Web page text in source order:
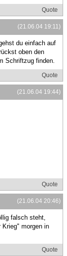
Quote
(21.06.04 19:11)
du einfach auf
oben den
Schriftzug finden.
Quote
(21.06.04 19:44)
Quote
(21.06.04 20:46)
falsch steht,
morgen in
Quote